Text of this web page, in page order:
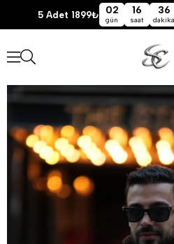
5 Adet 1899₺ 02
gün
16
saat
36
dakika